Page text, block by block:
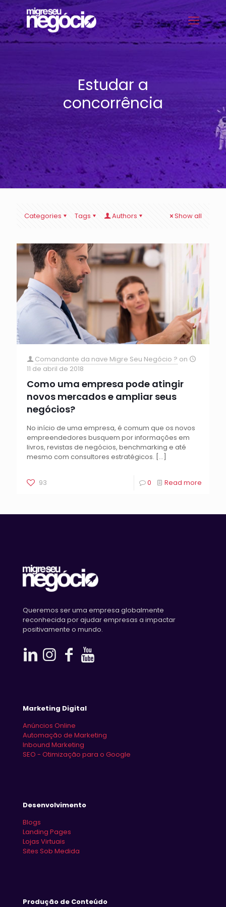
Estudar a
concorrência
Categories Tags Authors Show all
Comandante da nave Migre Seu Negócio ? on
11 de abril de 2018
Como uma empresa pode atingir
novos mercados e ampliar seus
negócios?
No início de uma empresa, é comum que os novos
empreendedores busquem por informações em
livros, revistas de negócios, benchmarking e até
mesmo com consultores estratégicos. […]
93 0 Read more
Queremos ser uma empresa globalmente
reconhecida por ajudar empresas a impactar
positivamente o mundo.
Marketing Digital
Anúncios Online
Automação de Marketing
Inbound Marketing
SEO - Otimização para o Google
Desenvolvimento
Blogs
Landing Pages
Lojas Virtuais
Sites Sob Medida
Produção de Conteúdo